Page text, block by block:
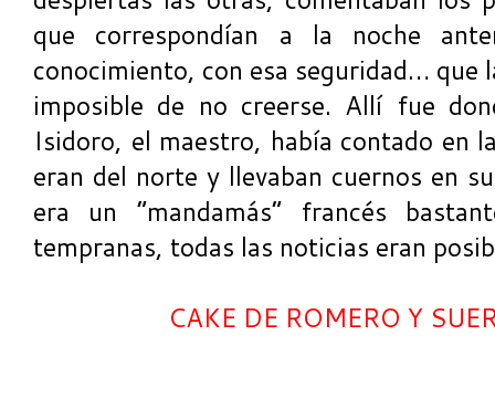
que correspondían a la noche
conocimiento, con esa seguridad… que
imposible de no creerse. Allí fue
Isidoro, el maestro, había contado en
eran del norte y llevaban cuernos en
era un “mandamás” francés
tempranas, todas las noticias eran
CAKE DE ROMERO Y